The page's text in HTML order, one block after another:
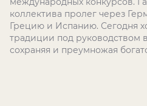
коллектива пролег через
Грецию и Испанию. Сегодня
традиции под руководством
сохраняя и преумножая